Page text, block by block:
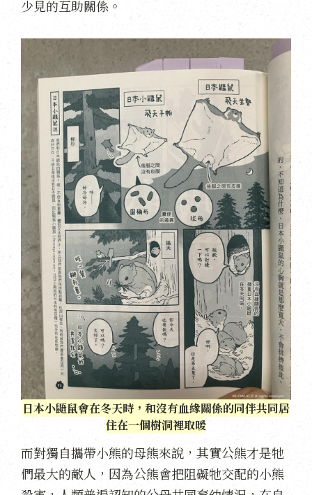
少見的互助關係。
日本小鼯鼠會在冬天時，和沒有血緣關係的同伴共同居
住在一個樹洞裡取暖
而對獨自攜帶小熊的母熊來說，其實公熊才是牠
們最大的敵人，因為公熊會把阻礙牠交配的小熊